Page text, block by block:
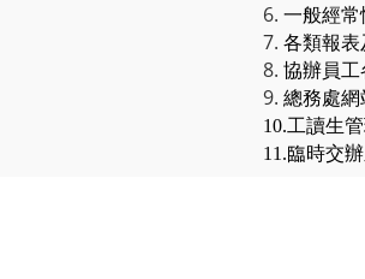
6. 一般經常
7. 各類報表
8. 協辦員工
9. 總務處網
10.工讀生
11.臨時交